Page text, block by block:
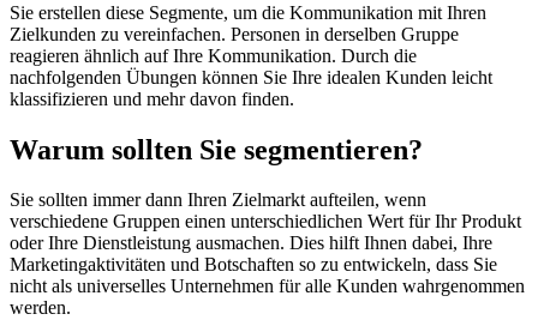
Sie erstellen diese Segmente, um die Kommunikation mit Ihren
Zielkunden zu vereinfachen. Personen in derselben Gruppe
reagieren ähnlich auf Ihre Kommunikation. Durch die
nachfolgenden Übungen können Sie Ihre idealen Kunden leicht
klassifizieren und mehr davon finden.
Warum sollten Sie segmentieren?
Sie sollten immer dann Ihren Zielmarkt aufteilen, wenn
verschiedene Gruppen einen unterschiedlichen Wert für Ihr Produkt
oder Ihre Dienstleistung ausmachen. Dies hilft Ihnen dabei, Ihre
Marketingaktivitäten und Botschaften so zu entwickeln, dass Sie
nicht als universelles Unternehmen für alle Kunden wahrgenommen
werden.